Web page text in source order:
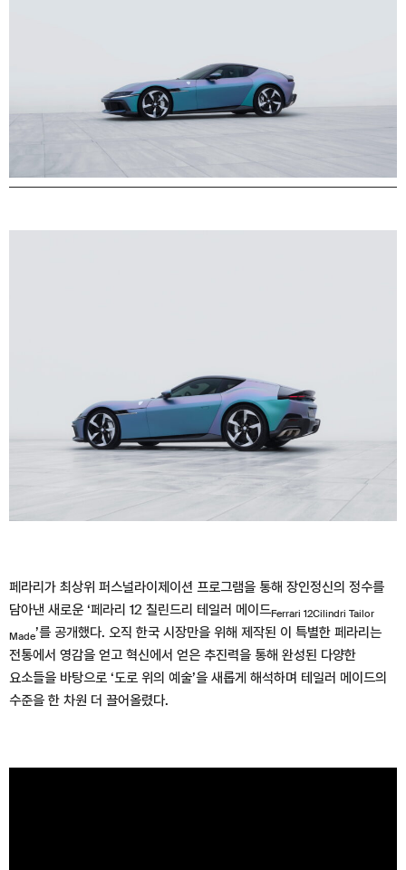
페라리가 최상위 퍼스널라이제이션 프로그램을 통해 장인정신의 정수를
담아낸 새로운 ‘페라리 12 칠린드리 테일러 메이드Ferrari 12Cilindri Tailor
Made’를 공개했다. 오직 한국 시장만을 위해 제작된 이 특별한 페라리는
전통에서 영감을 얻고 혁신에서 얻은 추진력을 통해 완성된 다양한
요소들을 바탕으로 ‘도로 위의 예술’을 새롭게 해석하며 테일러 메이드의
수준을 한 차원 더 끌어올렸다.